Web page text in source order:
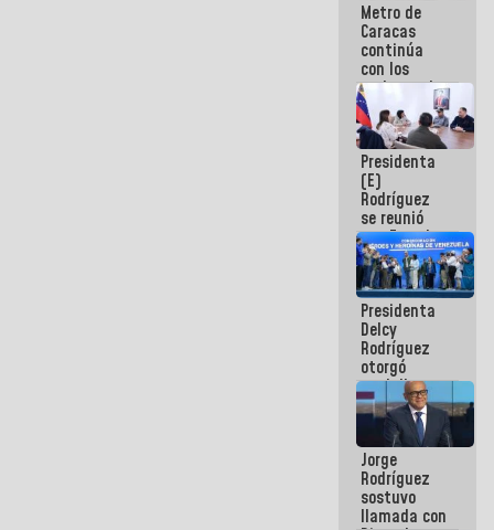
Metro de
Caracas
continúa
con los
trabajos de
mantenimiento
e inspección
en la Línea 2
Presidenta
(E)
Rodríguez
se reunió
con Estado
Mayor
Eléctrico
para
abordar
planes de
acción
Presidenta
Delcy
Rodríguez
otorgó
medalla
"Héroe de
Venezuela"
a servidores
públicos
Jorge
Rodríguez
sostuvo
llamada con